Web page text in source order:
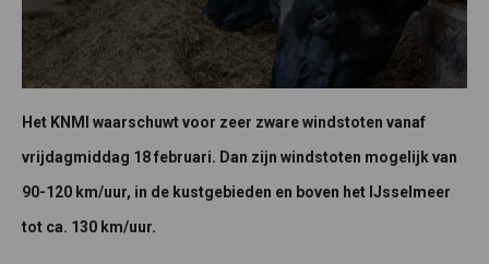
Het KNMI waarschuwt voor zeer zware windstoten vanaf
vrijdagmiddag 18 februari. Dan zijn windstoten mogelijk van
90-120 km/uur, in de kustgebieden en boven het IJsselmeer
tot ca. 130 km/uur.